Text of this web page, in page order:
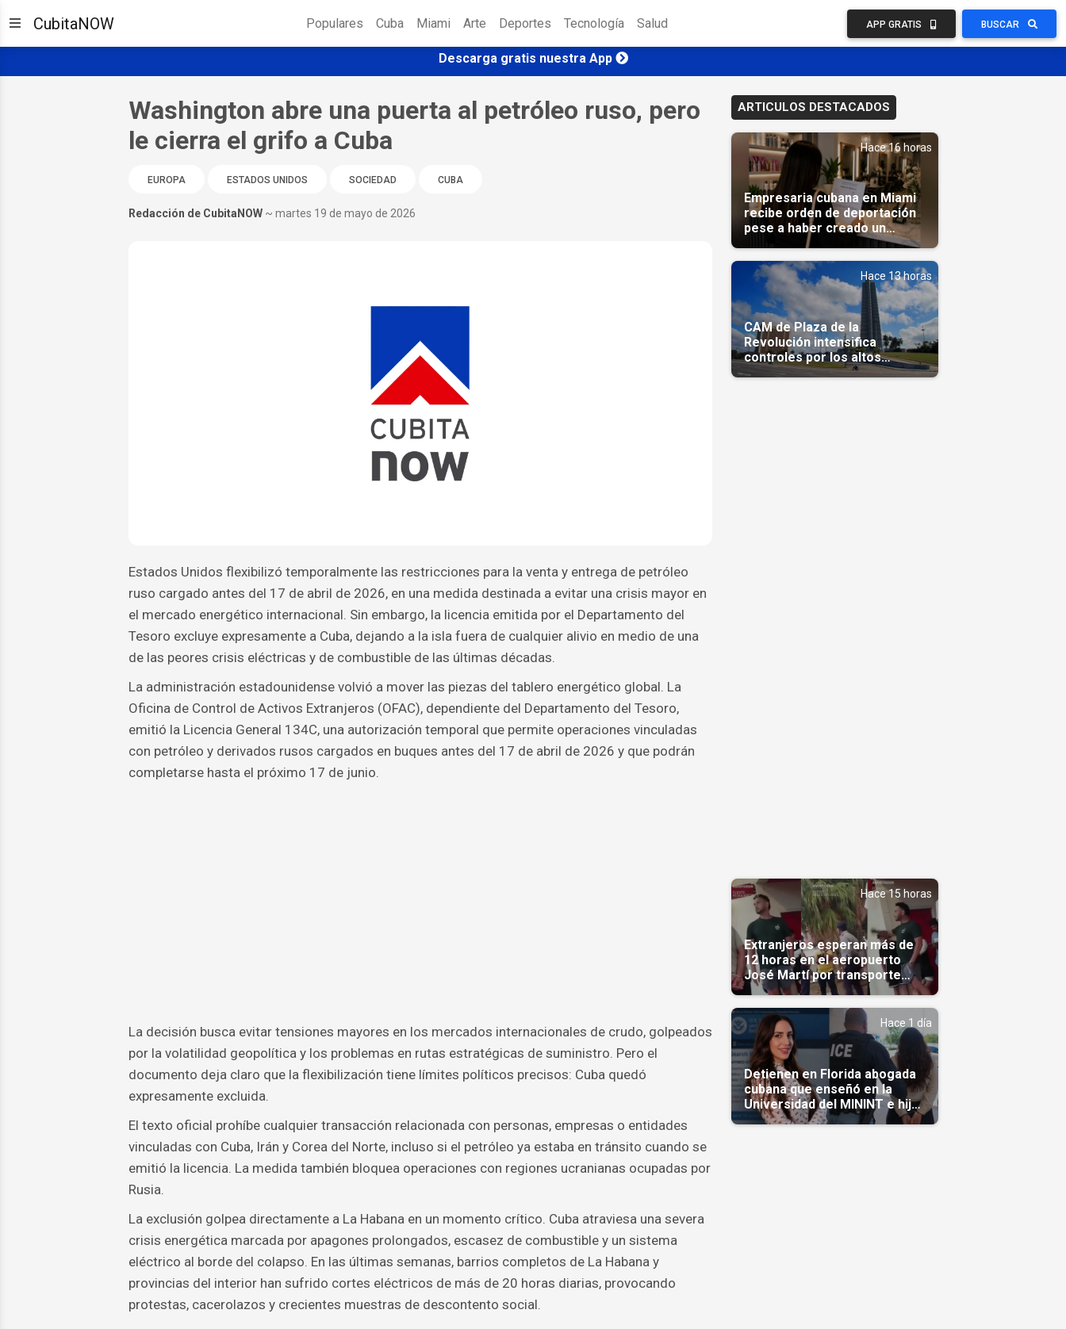
CubitaNOW Populares Cuba Miami Arte Deportes Tecnología Salud APP GRATIS BUSCAR
Descarga gratis nuestra App
Washington abre una puerta al petróleo ruso, pero
le cierra el grifo a Cuba
EUROPA ESTADOS UNIDOS SOCIEDAD CUBA
Redacción de CubitaNOW ~ martes 19 de mayo de 2026
Estados Unidos flexibilizó temporalmente las restricciones para la venta y entrega de petróleo
ruso cargado antes del 17 de abril de 2026, en una medida destinada a evitar una crisis mayor en
el mercado energético internacional. Sin embargo, la licencia emitida por el Departamento del
Tesoro excluye expresamente a Cuba, dejando a la isla fuera de cualquier alivio en medio de una
de las peores crisis eléctricas y de combustible de las últimas décadas.
La administración estadounidense volvió a mover las piezas del tablero energético global. La
Oficina de Control de Activos Extranjeros (OFAC), dependiente del Departamento del Tesoro,
emitió la Licencia General 134C, una autorización temporal que permite operaciones vinculadas
con petróleo y derivados rusos cargados en buques antes del 17 de abril de 2026 y que podrán
completarse hasta el próximo 17 de junio.
La decisión busca evitar tensiones mayores en los mercados internacionales de crudo, golpeados
por la volatilidad geopolítica y los problemas en rutas estratégicas de suministro. Pero el
documento deja claro que la flexibilización tiene límites políticos precisos: Cuba quedó
expresamente excluida.
El texto oficial prohíbe cualquier transacción relacionada con personas, empresas o entidades
vinculadas con Cuba, Irán y Corea del Norte, incluso si el petróleo ya estaba en tránsito cuando se
emitió la licencia. La medida también bloquea operaciones con regiones ucranianas ocupadas por
Rusia.
La exclusión golpea directamente a La Habana en un momento crítico. Cuba atraviesa una severa
crisis energética marcada por apagones prolongados, escasez de combustible y un sistema
eléctrico al borde del colapso. En las últimas semanas, barrios completos de La Habana y
provincias del interior han sufrido cortes eléctricos de más de 20 horas diarias, provocando
protestas, cacerolazos y crecientes muestras de descontento social.
ARTICULOS DESTACADOS
Hace 16 horas
Empresaria cubana en Miami
recibe orden de deportación
pese a haber creado un
Hace 13 horas
CAM de Plaza de la
Revolución intensifica
controles por los altos
precios en las Mipymes
Hace 15 horas
Extranjeros esperan más de
12 horas en el aeropuerto
José Martí por transporte
reservado semanas
antes(Video)
Hace 1 día
Detienen en Florida abogada
cubana que enseñó en la
Universidad del MININT e hija
de diplomático cubano